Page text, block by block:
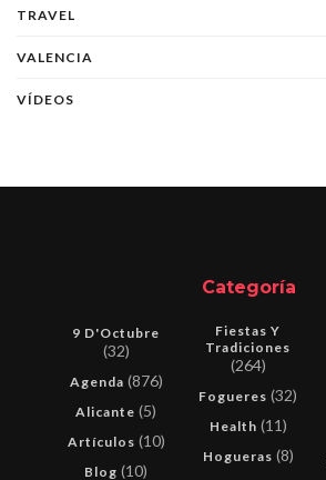
TRAVEL
VALENCIA
VÍDEOS
Categoría
9 D'Octubre
(32)
Agenda (876)
Alicante (5)
Artículos (10)
Blog (10)
Fiestas Y
Tradiciones
(264)
Fogueres (32)
Health (11)
Hogueras (8)